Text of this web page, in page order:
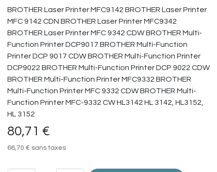
BROTHER Laser Printer MFC9142 BROTHER Laser Printer
MFC 9142 CDN BROTHER Laser Printer MFC9342
BROTHER Laser Printer MFC 9342 CDW BROTHER Multi-
Function Printer DCP9017 BROTHER Multi-Function
Printer DCP 9017 CDW BROTHER Multi-Function Printer
DCP9022 BROTHER Multi-Function Printer DCP 9022 CDW
BROTHER Multi-Function Printer MFC9332 BROTHER
Multi-Function Printer MFC 9332 CDW BROTHER Multi-
Function Printer MFC-9332 CW HL3142 HL 3142, HL3152,
HL 3152
80,71 €
66,70 € sans taxes